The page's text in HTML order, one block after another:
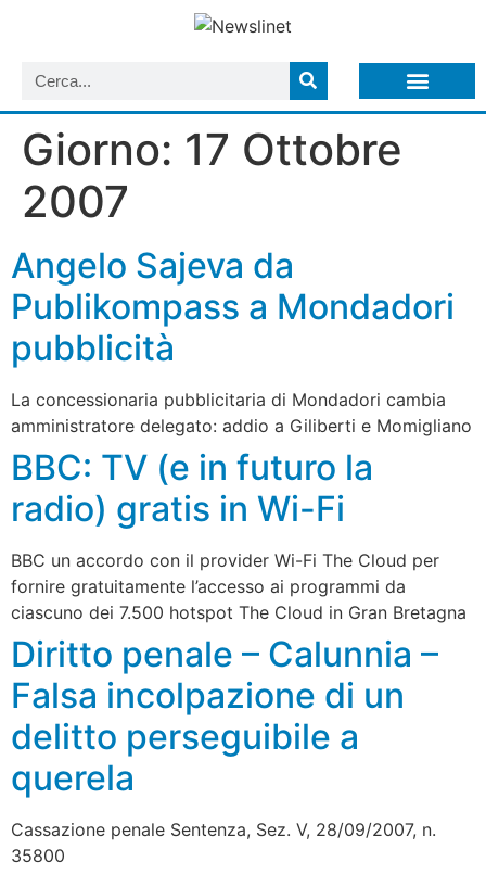
Giorno: 17 Ottobre
2007
Angelo Sajeva da
Publikompass a Mondadori
pubblicità
La concessionaria pubblicitaria di Mondadori cambia
amministratore delegato: addio a Giliberti e Momigliano
BBC: TV (e in futuro la
radio) gratis in Wi-Fi
BBC un accordo con il provider Wi-Fi The Cloud per
fornire gratuitamente l’accesso ai programmi da
ciascuno dei 7.500 hotspot The Cloud in Gran Bretagna
Diritto penale – Calunnia –
Falsa incolpazione di un
delitto perseguibile a
querela
Cassazione penale Sentenza, Sez. V, 28/09/2007, n.
35800